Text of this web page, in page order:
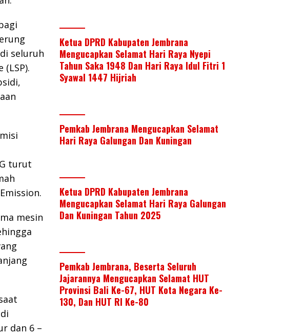
seluruh
turut
mesin
dan 6 –
Ketua DPRD Kabupaten Jembrana
Mengucapkan Selamat Hari Raya Nyepi
Tahun Saka 1948 Dan Hari Raya Idul Fitri 1
Syawal 1447 Hijriah
Pemkab Jembrana Mengucapkan Selamat
Hari Raya Galungan Dan Kuningan
Ketua DPRD Kabupaten Jembrana
Mengucapkan Selamat Hari Raya Galungan
Dan Kuningan Tahun 2025
Pemkab Jembrana, Beserta Seluruh
Jajarannya Mengucapkan Selamat HUT
Provinsi Bali Ke-67, HUT Kota Negara Ke-
130, Dan HUT RI Ke-80